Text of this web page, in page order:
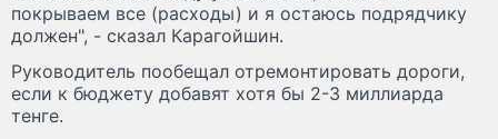
покрываем все (расходы) и я остаюсь подрядчику
должен", - сказал Карагойшин.
Руководитель пообещал отремонтировать дороги,
если к бюджету добавят хотя бы 2-3 миллиарда
тенге.